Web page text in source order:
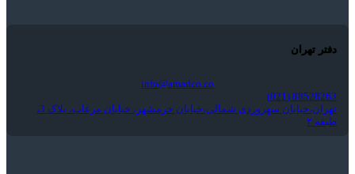
دفتر تهران
info@amadco.co
88528263 (021)
تهران،خیابان سهروردی شمالی،خیابان خرمشهر، خیابان مرغاب، پلاک 3،
طبقه ۲